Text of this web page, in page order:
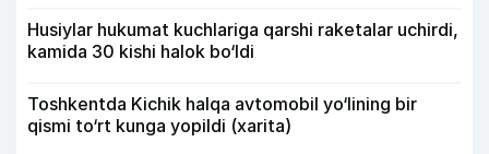
Husiylar hukumat kuchlariga qarshi raketalar uchirdi,
kamida 30 kishi halok bo‘ldi
Toshkentda Kichik halqa avtomobil yo‘lining bir
qismi to‘rt kunga yopildi (xarita)